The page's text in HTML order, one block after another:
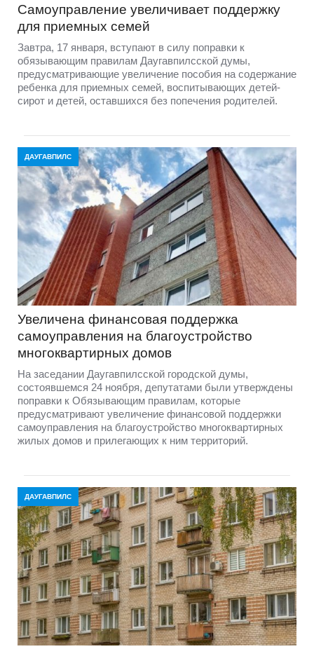
Самоуправление увеличивает поддержку
для приемных семей
Завтра, 17 января, вступают в силу поправки к
обязывающим правилам Даугавпилсской думы,
предусматривающие увеличение пособия на содержание
ребенка для приемных семей, воспитывающих детей-
сирот и детей, оставшихся без попечения родителей.
ДАУГАВПИЛС
Увеличена финансовая поддержка
самоуправления на благоустройство
многоквартирных домов
На заседании Даугавпилсской городской думы,
состоявшемся 24 ноября, депутатами были утверждены
поправки к Обязывающим правилам, которые
предусматривают увеличение финансовой поддержки
самоуправления на благоустройство многоквартирных
жилых домов и прилегающих к ним территорий.
ДАУГАВПИЛС